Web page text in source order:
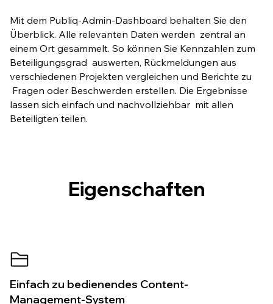
Mit dem Publiq-Admin-Dashboard behalten Sie den
Überblick. Alle relevanten Daten werden zentral an
einem Ort gesammelt. So können Sie Kennzahlen zum
Beteiligungsgrad auswerten, Rückmeldungen aus
verschiedenen Projekten vergleichen und Berichte zu
Fragen oder Beschwerden erstellen. Die Ergebnisse
lassen sich einfach und nachvollziehbar mit allen
Beteiligten teilen.
Eigenschaften
Einfach zu bedienendes Content-
Management-System